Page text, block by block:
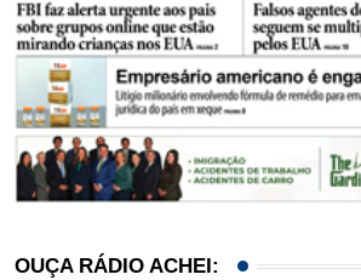
OUÇA RÁDIO ACHEI: